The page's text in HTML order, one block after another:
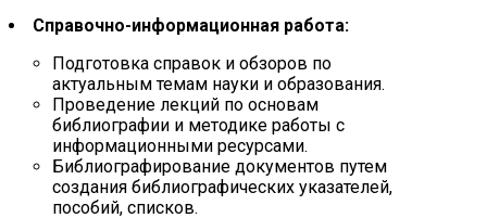
Справочно-информационная работа:
Подготовка справок и обзоров по
актуальным темам науки и образования.
Проведение лекций по основам
библиографии и методике работы с
информационными ресурсами.
Библиографирование документов путем
создания библиографических указателей,
пособий, списков.